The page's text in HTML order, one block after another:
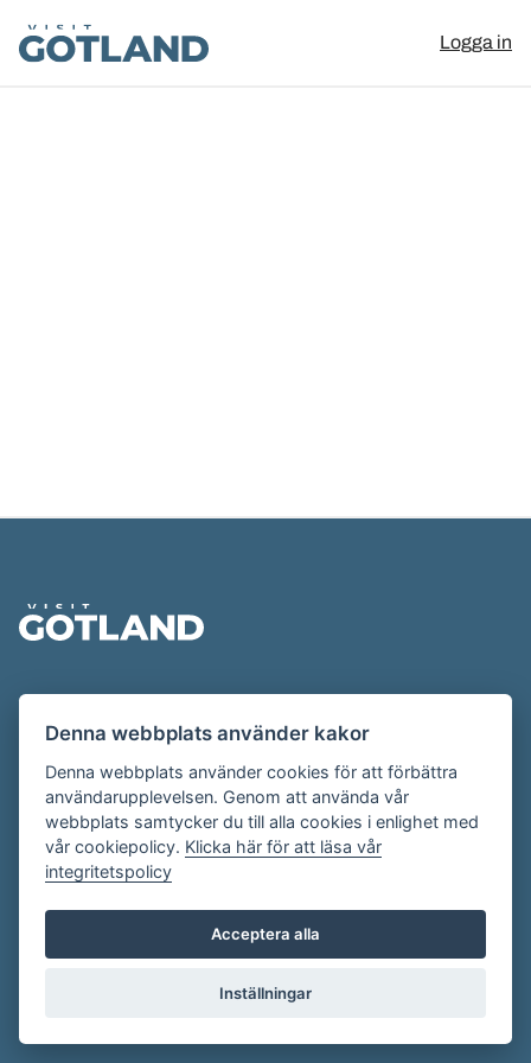
Visit Gotland
Logga in
Evenemangskalendern presenteras av
Destination Gotland påvisitgotland.se.
Har du frågor om evenemangskalendern? Mejla oss på
evenemang@visitgotland.se.
Cookies
Villkor
Skapa konto
Denna webbplats använder kakor
Denna webbplats använder cookies för att förbättra
användarupplevelsen. Genom att använda vår
webbplats samtycker du till alla cookies i enlighet med
vår cookiepolicy. Klicka här för att läsa vår
integritetspolicy
Acceptera alla
Inställningar